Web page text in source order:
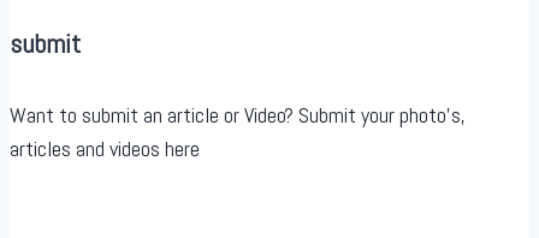
submit
Want to submit an article or Video? Submit your photo’s,
articles and videos here